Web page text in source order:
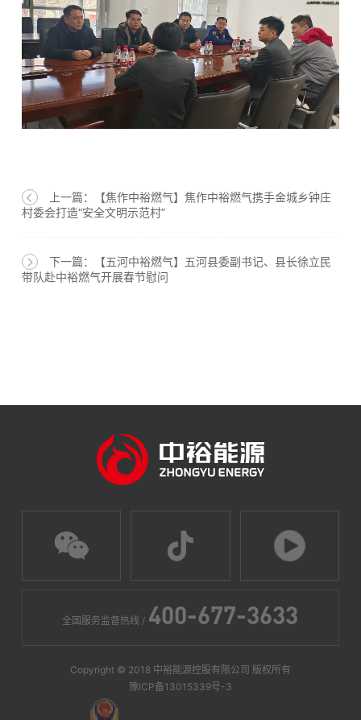
上一篇：【焦作中裕燃气】焦作中裕燃气携手金城乡钟庄
村委会打造“安全文明示范村”
下一篇：【五河中裕燃气】五河县委副书记、县长徐立民
带队赴中裕燃气开展春节慰问
全国服务监督热线 / 400-677-3633
Copyright © 2018 中裕能源控股有限公司 版权所有
豫ICP备13015339号-3